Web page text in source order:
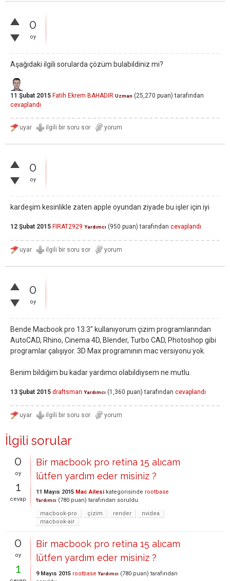
0
oy
Aşağıdaki ilgili sorularda çözüm bulabildiniz mi?
11 Şubat 2015 Fatih Ekrem BAHADIR Uzman (25,270 puan) tarafından
cevaplandı
0
oy
kardeşim kesinlikle zaten apple oyundan ziyade bu işler için iyi
12 Şubat 2015 FIRAT2929 Yardımcı (950 puan) tarafından cevaplandı
0
oy
Bende Macbook pro 13.3" kullanıyorum çizim programlarından
AutoCAD, Rhino, Cinema 4D, Blender, Turbo CAD, Photoshop gibi
programlar çalışıyor. 3D Max programının mac versiyonu yok.
Benim bildiğim bu kadar yardımcı olabildiysem ne mutlu.
13 Şubat 2015 draftsman Yardımcı (1,360 puan) tarafından cevaplandı
İlgili sorular
0
oy
1
cevap
Bir macbook pro retina 15 alıcam
lütfen yardım eder misiniz ?
11 Mayıs 2015 Mac Ailesi kategorisinde rootbase
Yardımcı (780 puan) tarafından soruldu
macbook-pro
çizim render
nvidea
macbook-air
0
oy
1
Bir macbook pro retina 15 alıcam
lütfen yardım eder misiniz ?
9 Mayıs 2015 rootbase Yardımcı (780 puan) tarafından